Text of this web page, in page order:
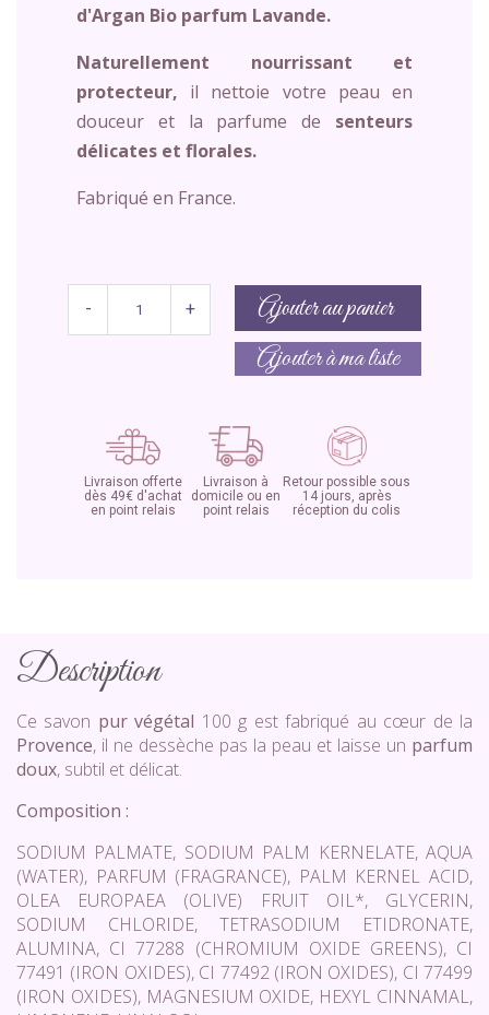
d'Argan Bio parfum Lavande.
Naturellement nourrissant et
protecteur, il nettoie votre peau en
douceur et la parfume de senteurs
délicates et florales.
Fabriqué en France.
- + Ajouter au panier
Ajouter à ma liste
Livraison offerte
dès 49€ d'achat
en point relais
Livraison à
domicile ou en
point relais
Retour possible sous
14 jours, après
réception du colis
Description
Ce savon pur végétal 100 g est fabriqué au cœur de la
Provence, il ne dessèche pas la peau et laisse un parfum
doux, subtil et délicat.
Composition :
SODIUM PALMATE, SODIUM PALM KERNELATE, AQUA
(WATER), PARFUM (FRAGRANCE), PALM KERNEL ACID,
OLEA EUROPAEA (OLIVE) FRUIT OIL*, GLYCERIN,
SODIUM CHLORIDE, TETRASODIUM ETIDRONATE,
ALUMINA, CI 77288 (CHROMIUM OXIDE GREENS), CI
77491 (IRON OXIDES), CI 77492 (IRON OXIDES), CI 77499
(IRON OXIDES), MAGNESIUM OXIDE, HEXYL CINNAMAL,